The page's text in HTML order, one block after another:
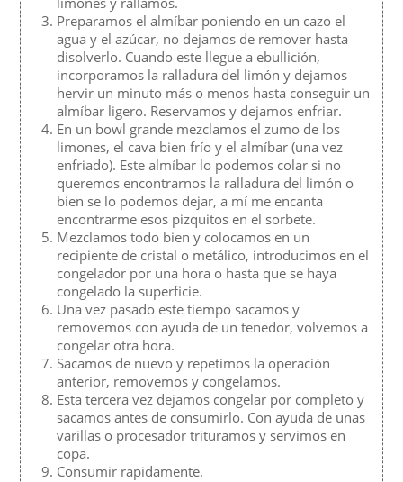
Preparamos el almíbar poniendo en un cazo el
agua y el azúcar, no dejamos de remover hasta
disolverlo. Cuando este llegue a ebullición,
incorporamos la ralladura del limón y dejamos
hervir un minuto más o menos hasta conseguir un
almíbar ligero. Reservamos y dejamos enfriar.
En un bowl grande mezclamos el zumo de los
limones, el cava bien frío y el almíbar (una vez
enfriado). Este almíbar lo podemos colar si no
queremos encontrarnos la ralladura del limón o
bien se lo podemos dejar, a mí me encanta
encontrarme esos pizquitos en el sorbete.
Mezclamos todo bien y colocamos en un
recipiente de cristal o metálico, introducimos en el
congelador por una hora o hasta que se haya
congelado la superficie.
Una vez pasado este tiempo sacamos y
removemos con ayuda de un tenedor, volvemos a
congelar otra hora.
Sacamos de nuevo y repetimos la operación
anterior, removemos y congelamos.
Esta tercera vez dejamos congelar por completo y
sacamos antes de consumirlo. Con ayuda de unas
varillas o procesador trituramos y servimos en
copa.
Consumir rapidamente.